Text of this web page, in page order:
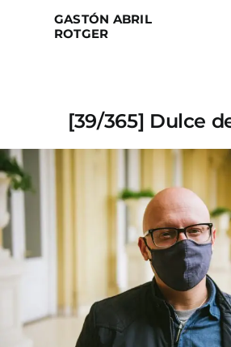
GASTÓN ABRIL
ROTGER
Blog
[39/365] Dulce